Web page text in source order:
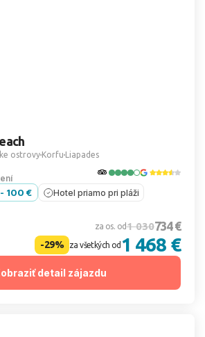
ostrovy Korfu Liapades
100 €
Hotel priamo pri pláži
za os. od1 030734 €
-29% za všetkých od 1 468 €
detail zájazdu